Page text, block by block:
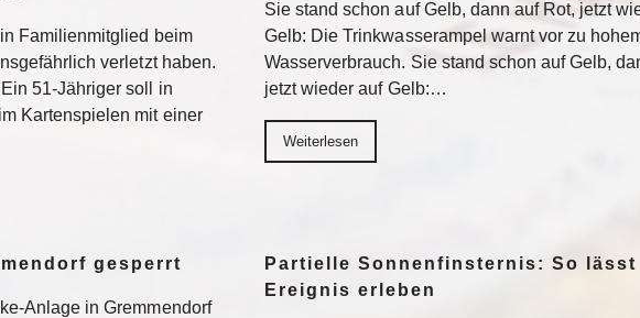
Familienmitglied beim
verletzt haben.
51-Jähriger soll in
Kartenspielen mit einer
Sie stand schon auf Gelb, dann auf Rot, jetzt
Gelb: Die Trinkwasserampel warnt vor zu
Wasserverbrauch. Sie stand schon auf Gelb,
jetzt wieder auf Gelb:…
Weiterlesen
gesperrt
Anlage in Gremmendorf
Partielle Sonnenfinsternis: So
Ereignis erleben